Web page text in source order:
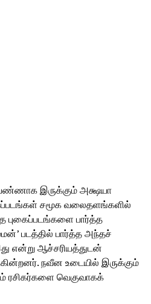
இருக்கும் அக்ஷயா
சமூக வலைதளங்களில்
புகைப்படங்களை பார்த்த
படத்தில் பார்த்த அந்தச்
என்று ஆச்சரியத்துடன்
நவீன உடையில் இருக்கும்
வெகுவாகக்